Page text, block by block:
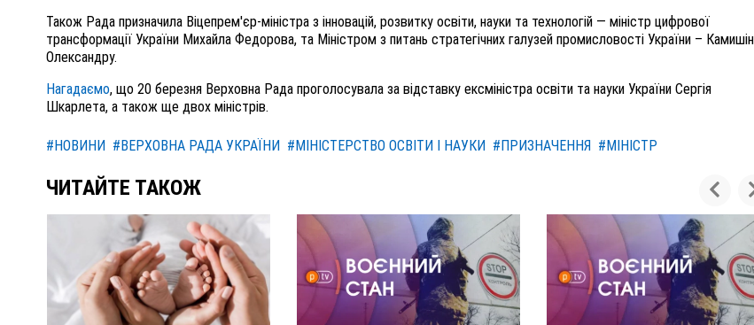
Також Рада призначила Віцепрем'єр-міністра з інновацій, розвитку освіти, науки та технологій — міністр цифрової
трансформації України Михайла Федорова, та Міністром з питань стратегічних галузей промисловості України –
Олександру.
Нагадаємо, що 20 березня Верховна Рада проголосувала за відставку ексміністра освіти та науки України Сергія
Шкарлета, а також ще двох міністрів.
#НОВИНИ #ВЕРХОВНА РАДА УКРАЇНИ #МІНІСТЕРСТВО ОСВІТИ І НАУКИ #ПРИЗНАЧЕННЯ #МІНІСТР
ЧИТАЙТЕ ТАКОЖ